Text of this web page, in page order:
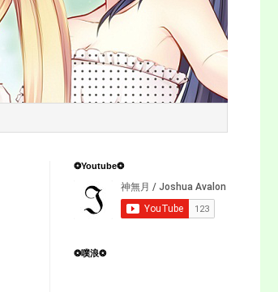
❂Youtube❂
❂噗浪❂